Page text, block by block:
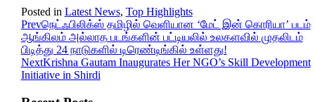
Posted in Latest News, Top Highlights
Prevநெட்ஃபிலிக்ஸ் தமிழில் வெளியான ‘மேட் இன் கொரியா’ படம்
ஆங்கிலம் அல்லாத படங்களின் பட்டியலில் உலகளவில் முதலிடம்
பிடித்து 24 நாடுகளில் டிரெண்டிங்கில் உள்ளது!
NextKrishna Gautam Inaugurates Her NGO’s Skill Development
Initiative in Shirdi